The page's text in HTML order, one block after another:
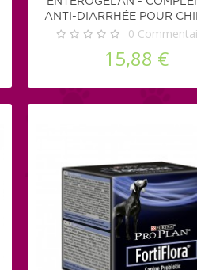
ANTI-DIARRHÉE POUR
CHAT
0
15,88 €